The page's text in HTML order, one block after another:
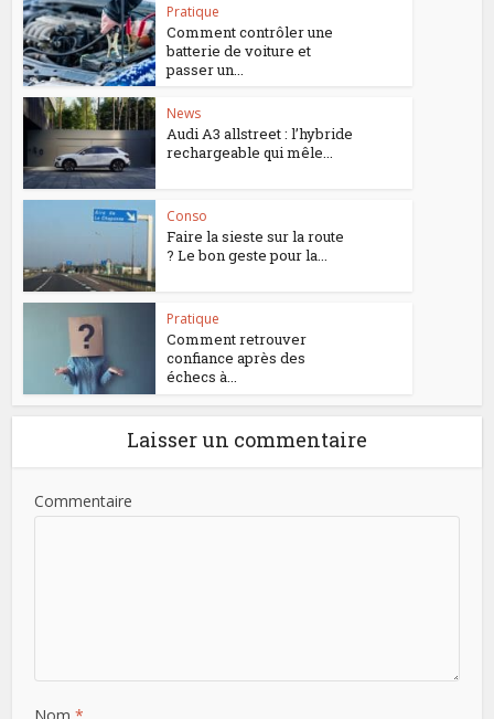
Pratique
Comment contrôler une
batterie de voiture et
passer un...
News
Audi A3 allstreet : l’hybride
rechargeable qui mêle...
Conso
Faire la sieste sur la route
? Le bon geste pour la...
Pratique
Comment retrouver
confiance après des
échecs à...
Laisser un commentaire
Commentaire
Nom*